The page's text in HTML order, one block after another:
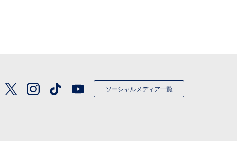
ソーシャルメディア一覧